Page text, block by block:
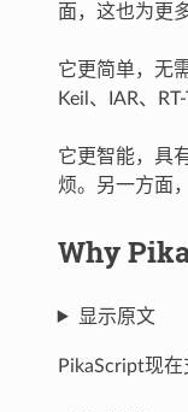
面，这也为更
它更简单，无
Keil、IAR、
它更智能，具
烦。另一方面
Why
显示原文
PikaScript现